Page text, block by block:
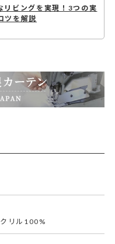
リビングを実現！3つの実
ツを解説
リル100%